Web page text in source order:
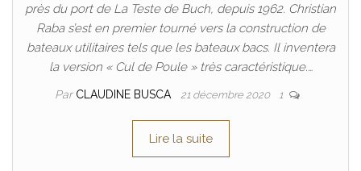
près du port de La Teste de Buch, depuis 1962. Christian
Raba s’est en premier tourné vers la construction de
bateaux utilitaires tels que les bateaux bacs. Il inventera
la version « Cul de Poule » très caractéristique.…
Par CLAUDINE BUSCA 21 décembre 2020 1
Lire la suite